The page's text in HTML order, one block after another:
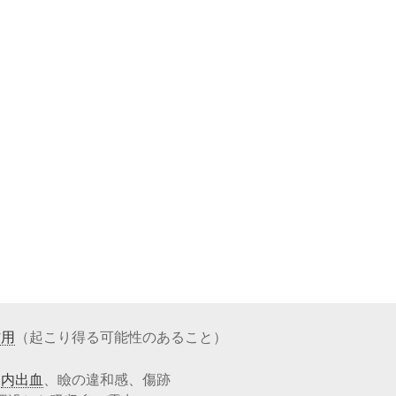
（起こり得る可能性のあること）
内出血
、瞼の違和感、傷跡